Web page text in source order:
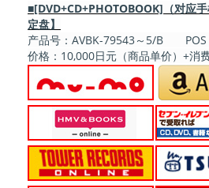
■[DVD+CD+PHOTOBOOK]（对应
定盘】
产品号：AVBK-79543～5/B POS
价格：10,000日元（商品单价）+消